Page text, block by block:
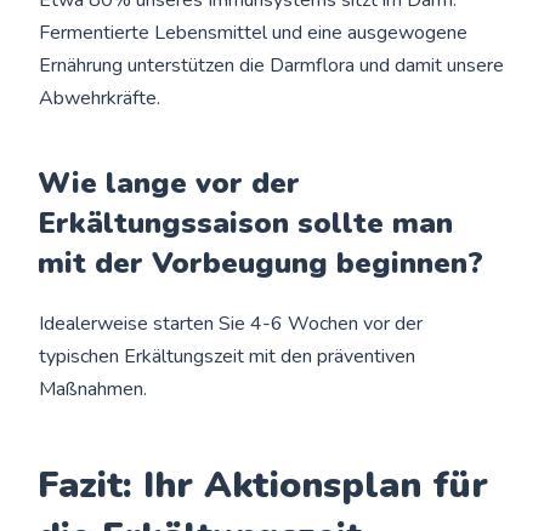
Fermentierte Lebensmittel und eine ausgewogene
Ernährung unterstützen die Darmflora und damit unsere
Abwehrkräfte.
Wie lange vor der
Erkältungssaison sollte man
mit der Vorbeugung beginnen?
Idealerweise starten Sie 4-6 Wochen vor der
typischen Erkältungszeit mit den präventiven
Maßnahmen.
Fazit: Ihr Aktionsplan für